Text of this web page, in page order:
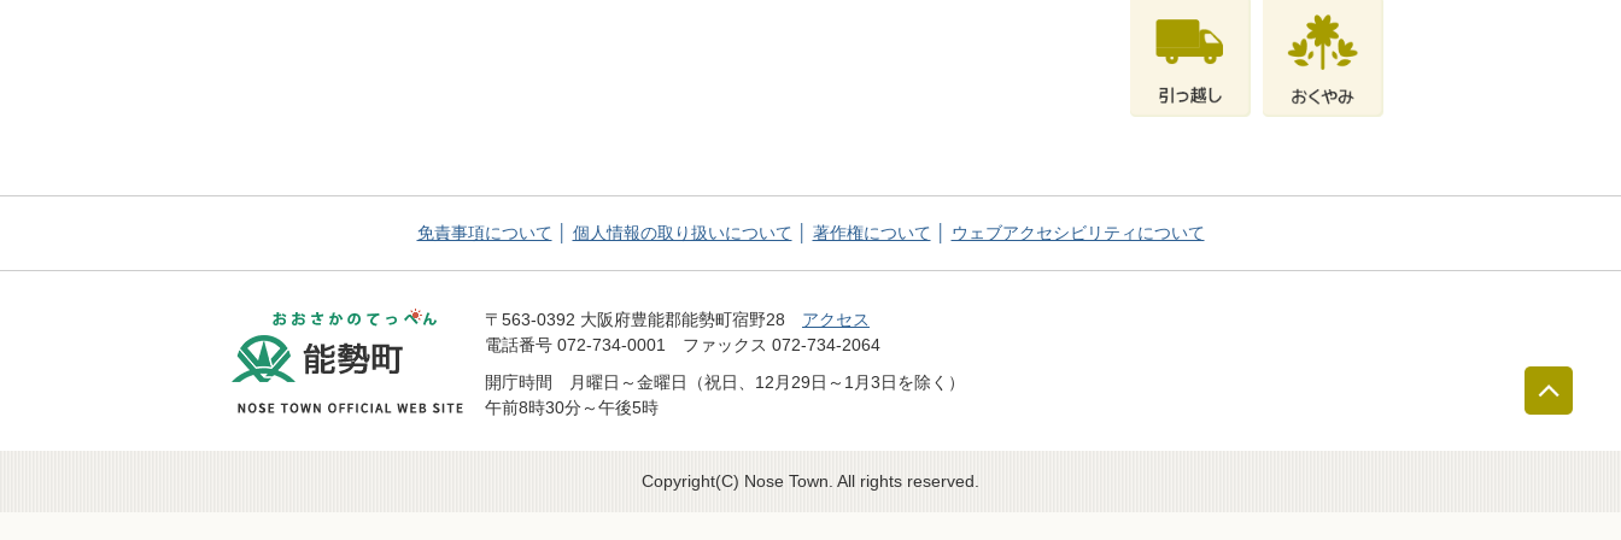
免責事項について 個人情報の取り扱いについて 著作権について ウェブアクセシビリティについて
〒563-0392 大阪府豊能郡能勢町宿野28 アクセス
電話番号 072-734-0001 ファックス 072-734-2064
開庁時間 月曜日～金曜日（祝日、12月29日～1月3日を除く）
午前8時30分～午後5時
Copyright(C) Nose Town. All rights reserved.